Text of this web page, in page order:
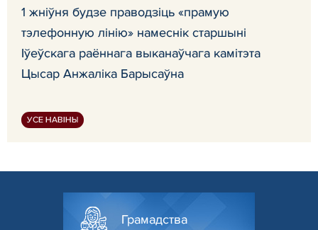
1 жніўня будзе праводзіць «прамую
тэлефонную лінію» намеснік старшыні
Іўеўскага раённага выканаўчага камітэта
Цысар Анжаліка Барысаўна
УСЕ НАВІНЫ
Грамадства